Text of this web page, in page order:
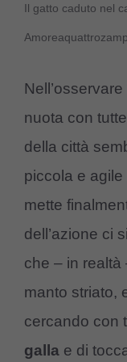
Il gatto caduto nel
nuota con
della città
piccola e agile
mette
dell’azione ci
che – in realtà
manto striato,
cercando con
galla e di